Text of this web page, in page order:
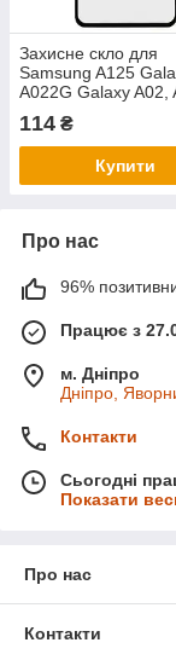
Захисне скло для
Samsung A125
A022G Galaxy A02,
колір чорний
114 ₴
Купити
Про нас
96%
Працює з
м. Дніпро
Дніпро,
Контакти
Сьогодні
Показати
Про нас
Контакти